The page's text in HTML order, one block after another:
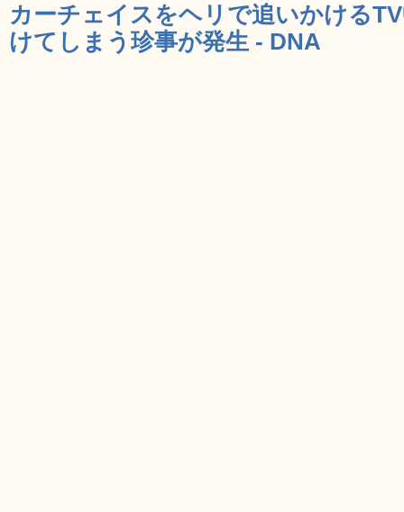
カーチェイスをヘリで追いかける
けてしまう珍事が発生 - DNA